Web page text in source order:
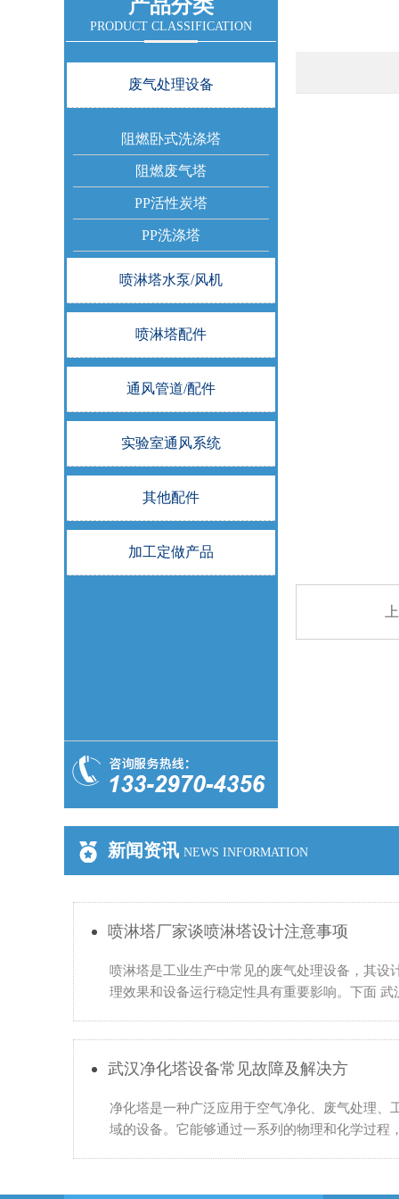
产品分类
PRODUCT CLASSIFICATION
废气处理设备
阻燃卧式洗涤塔
阻燃废气塔
PP活性炭塔
PP洗涤塔
喷淋塔水泵/风机
喷淋塔配件
通风管道/配件
实验室通风系统
其他配件
加工定做产品
新闻资讯 NEWS INFORMATION
喷淋塔厂家谈喷淋塔设计注意事项
喷淋塔是工业生产中常见的废气处理设备，其设
理效果和设备运行稳定性具有重要影响。下面 武
武汉净化塔设备常见故障及解决方
净化塔是一种广泛应用于空气净化、废气处理、
域的设备。它能够通过一系列的物理和化学过程